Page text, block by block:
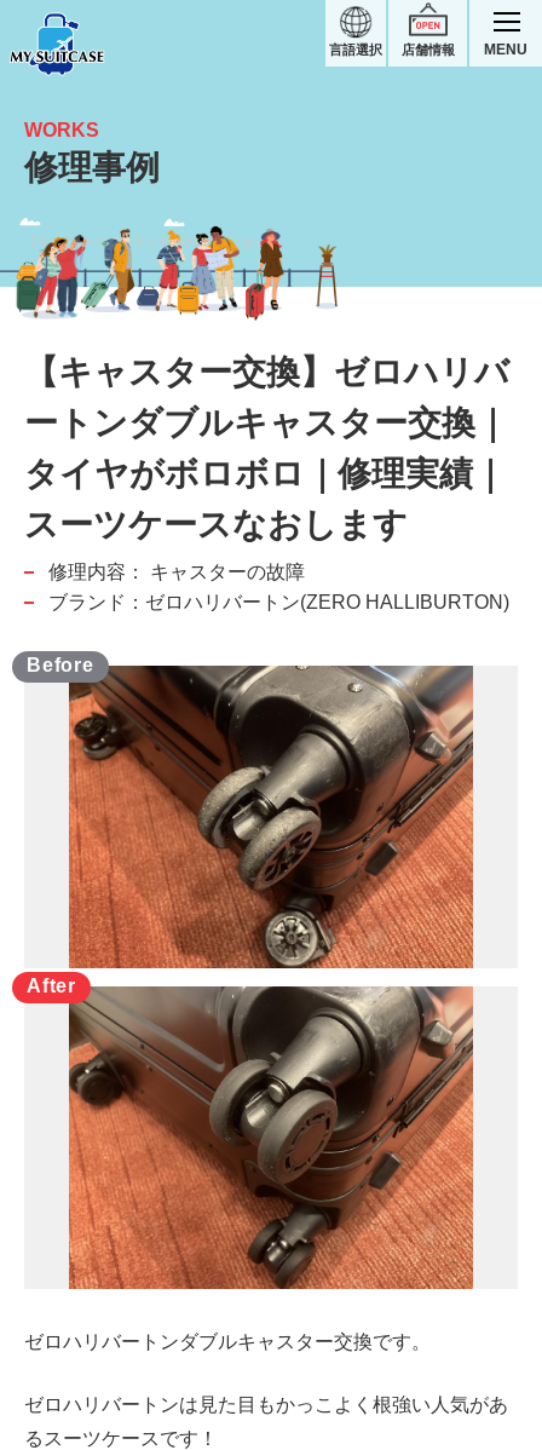
店舗情報
言語選択 MENU
【キャスター交換】タイヤがボロボロ｜ゼロハリバートンスーツケース修理実績
WORKS
修理事例
【キャスター交換】ゼロハリバ
ートンダブルキャスター交換｜
タイヤがボロボロ｜修理実績｜
スーツケースなおします
修理内容：
キャスターの故障
ブランド：ゼロハリバートン(ZERO HALLIBURTON)
ゼロハリバートンダブルキャスター交換です。
ゼロハリバートンは見た目もかっこよく根強い人気があ
るスーツケースです！